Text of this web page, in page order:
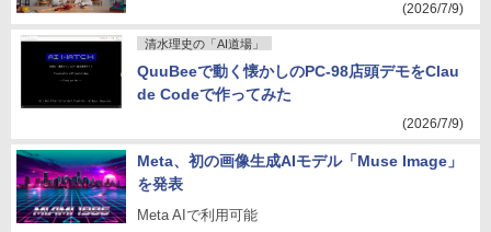
(2026/7/9)
清水理史の「AI道場」
QuuBeeで動く懐かしのPC-98店頭デモをClau
de Codeで作ってみた
(2026/7/9)
Meta、初の画像生成AIモデル「Muse Image」
を発表
Meta AIで利用可能